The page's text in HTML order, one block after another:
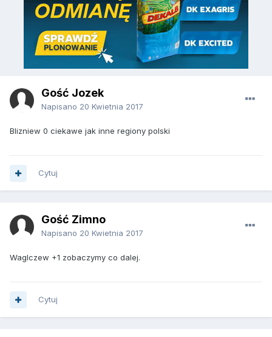
Gość Jozek
Napisano 20 Kwietnia 2017
Blizniew 0 ciekawe jak inne regiony polski
Cytuj
Gość Zimno
Napisano 20 Kwietnia 2017
Waglczew +1 zobaczymy co dalej.
Cytuj